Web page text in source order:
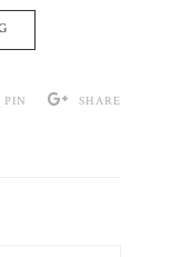
PIN SHARE